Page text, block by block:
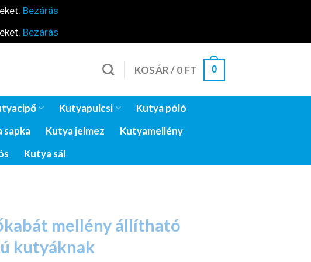
Bezárás
Bezárás
KOSÁR /0 FT 0
Kutyapulcsi
Kutya póló
sapka Kutya jelmez
Kutyamellény
Kutya sál
mellény állítható
kutyáknak